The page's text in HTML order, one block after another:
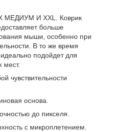
И XXL. Коврик
больше
мыши, особенно при
В то же время
подойдет для
мест.
чувствительности
основа.
до пикселя.
с микроплетением.